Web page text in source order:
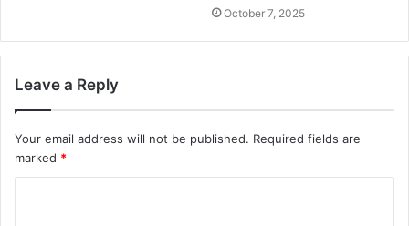
October 7, 2025
Leave a Reply
Your email address will not be published. Required fields are
marked *